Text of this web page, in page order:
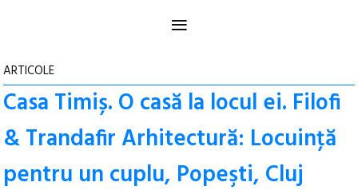
≡
ARTICOLE
Casa Timiș. O casă la locul ei. Filofi
& Trandafir Arhitectură: Locuinţă
pentru un cuplu, Popeşti, Cluj